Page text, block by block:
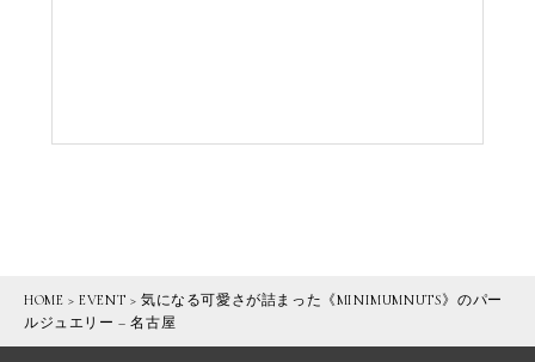
HOME >EVENT >気になる可愛さが詰まった《MINIMUMNUTS》のパー
ルジュエリー – 名古屋